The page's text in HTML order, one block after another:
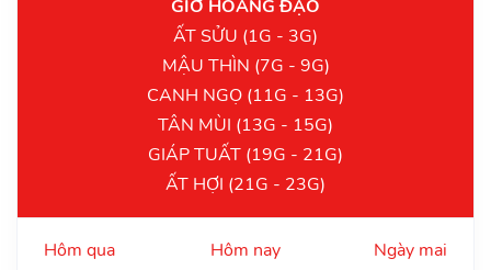
GIỜ HOÀNG ĐẠO
ẤT SỬU (1G - 3G)
MẬU THÌN (7G - 9G)
CANH NGỌ (11G - 13G)
TÂN MÙI (13G - 15G)
GIÁP TUẤT (19G - 21G)
ẤT HỢI (21G - 23G)
Hôm qua Hôm nay Ngày mai